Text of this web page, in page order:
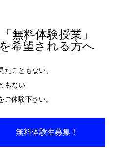
「無料体験授業」
を希望される方へ
たこともない、
もない
ご体験下さい。
無料体験生募集！